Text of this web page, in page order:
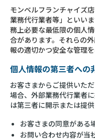
モンベルフランチャイズ
業務代行業者等」といい
務上必要な最低限の個人
合があります。それらの
報の適切かつ安全な管理を
個人情報の第三者への
お客さまからご提供いた
場合、外部業務代行業者
は第三者に開示または提供
お客さまの同意がある
お問い合わせ内容が当